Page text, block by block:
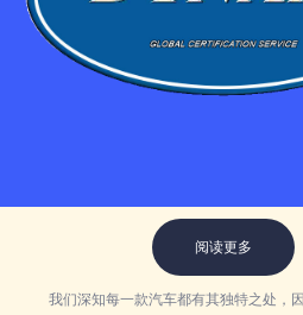
我们深知每一款汽车都有其独特之处，
阅读更多